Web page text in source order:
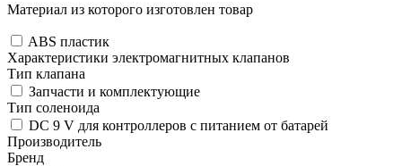
Материал из которого изготовлен товар
ABS пластик
Характеристики электромагнитных клапанов
Тип клапана
Запчасти и комплектующие
Тип соленоида
DC 9 V для контроллеров с питанием от батарей
Производитель
Бренд